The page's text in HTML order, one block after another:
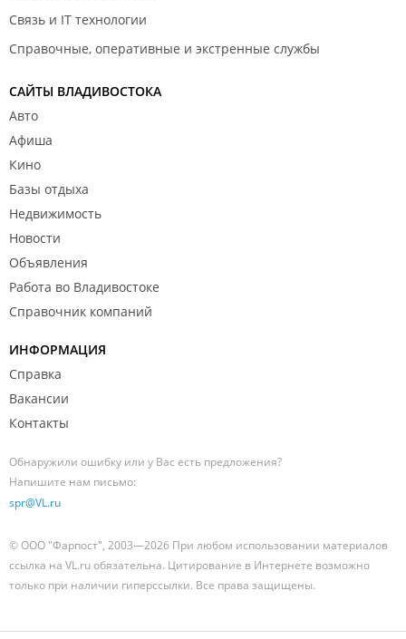
Связь и IT технологии
Справочные, оперативные и экстренные службы
САЙТЫ ВЛАДИВОСТОКА
Авто
Афиша
Кино
Базы отдыха
Недвижимость
Новости
Объявления
Работа во Владивостоке
Справочник компаний
ИНФОРМАЦИЯ
Справка
Вакансии
Контакты
Обнаружили ошибку или у Вас есть предложения?
Напишите нам письмо:
spr@VL.ru
© ООО "Фарпост", 2003—2026 При любом использовании материалов
ссылка на VL.ru обязательна. Цитирование в Интернете возможно
только при наличии гиперссылки. Все права защищены.